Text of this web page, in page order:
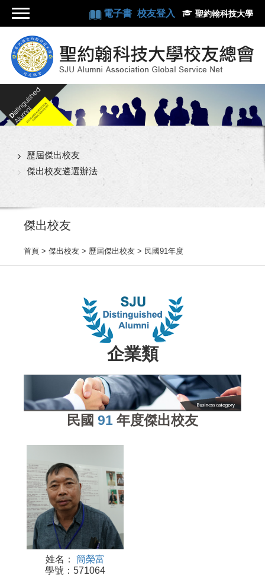
電子書 校友登入 聖約翰科技大學
歷屆傑出校友
傑出校友遴選辦法
傑出校友
首頁 > 傑出校友 > 歷屆傑出校友 > 民國91年度
企業類
民國 91 年度傑出校友
姓名：
簡榮富
學號：571064